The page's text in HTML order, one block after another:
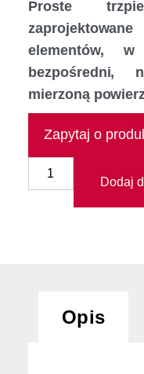
Proste
elementów,
bezpośredni,
mierzoną
Zapytaj o
Dodaj
Opis